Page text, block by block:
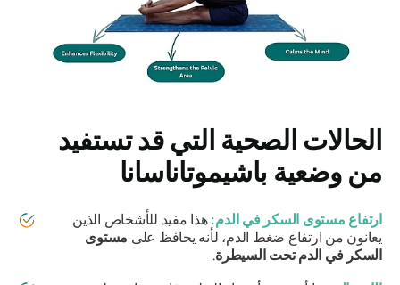
الحالات الصحية التي قد تستفيد
منوضعية باشيموتاناسانا
ارتفاع مستوى السكر في الدم:هذا مفيد للأشخاص الذين
يعانون من ارتفاع ضغط الدم، لأنه يحافظ على مستوى
السكر في الدم تحت السيطرة .